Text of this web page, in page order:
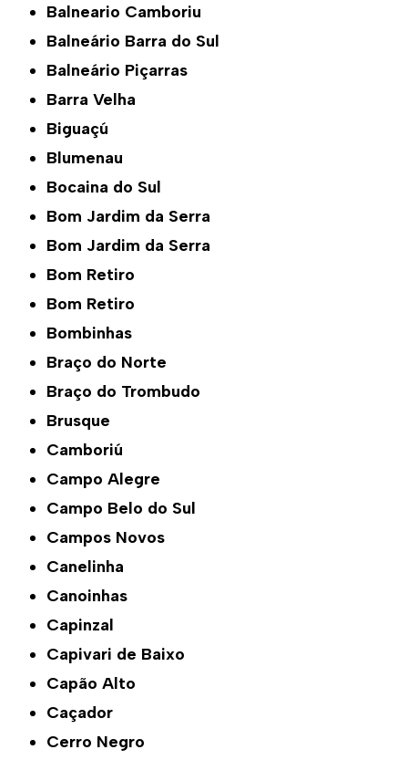
Balneario Camboriu
Balneário Barra do Sul
Balneário Piçarras
Barra Velha
Biguaçú
Blumenau
Bocaina do Sul
Bom Jardim da Serra
Bom Jardim da Serra
Bom Retiro
Bom Retiro
Bombinhas
Braço do Norte
Braço do Trombudo
Brusque
Camboriú
Campo Alegre
Campo Belo do Sul
Campos Novos
Canelinha
Canoinhas
Capinzal
Capivari de Baixo
Capão Alto
Caçador
Cerro Negro